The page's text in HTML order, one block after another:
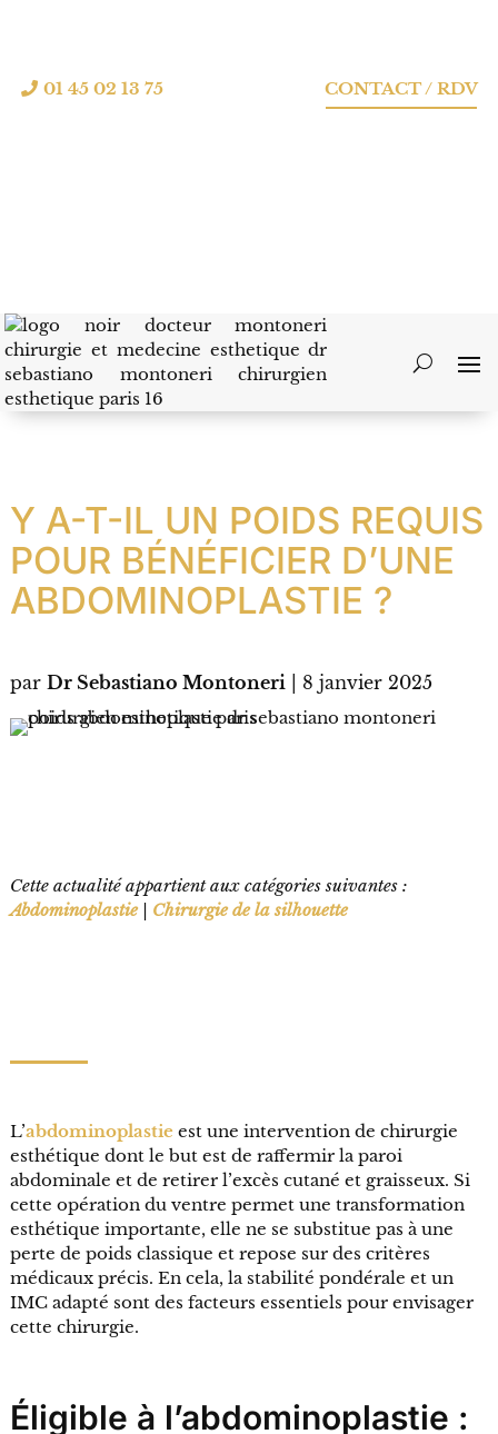
01 45 02 13 75 CONTACT / RDV
Y A-T-IL UN POIDS REQUIS
POUR BÉNÉFICIER D’UNE
ABDOMINOPLASTIE ?
par Dr Sebastiano Montoneri| 8 janvier 2025
Cette actualité appartient aux catégories suivantes :
Abdominoplastie| Chirurgie de la silhouette
L’abdominoplastieest une intervention de chirurgie
esthétique dont le but est de raffermir la paroi
abdominale et de retirer l’excès cutané et graisseux. Si
cette opération du ventre permet une transformation
esthétique importante, elle ne se substitue pas à une
perte de poids classique et repose sur des critères
médicaux précis. En cela, la stabilité pondérale et un
IMC adapté sont des facteurs essentiels pour envisager
cette chirurgie.
Éligible à l’abdominoplastie :